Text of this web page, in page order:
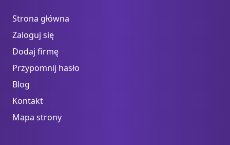
Strona główna
Zaloguj się
Dodaj firmę
Przypomnij hasło
Blog
Kontakt
Mapa strony